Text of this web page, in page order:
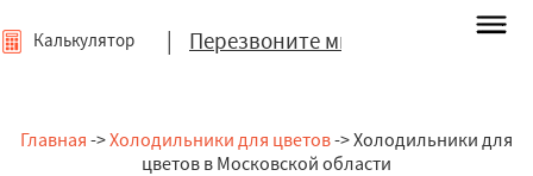
| Перезвоните мне
Калькулятор
Главная ->Холодильники для цветов-> Холодильники для
цветов в Московской области